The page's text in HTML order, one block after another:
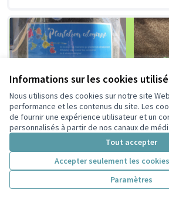
Informations sur les cookies
Nous utilisons des cookies sur notre site
performance et les contenus du site. Les
de fournir une expérience utilisateur et un
personnalisés à partir de nos canaux de
Tout accepter
Accepter seulement les
Paramètres